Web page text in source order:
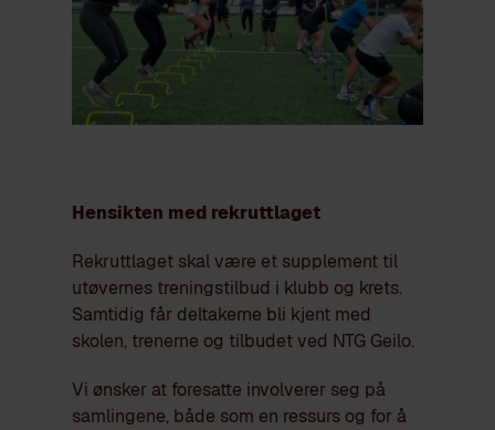
Hensikten med rekruttlaget
Rekruttlaget skal være et supplement til
utøvernes treningstilbud i klubb og krets.
Samtidig får deltakerne bli kjent med
skolen, trenerne og tilbudet ved NTG Geilo.
Vi ønsker at foresatte involverer seg på
samlingene, både som en ressurs og for å